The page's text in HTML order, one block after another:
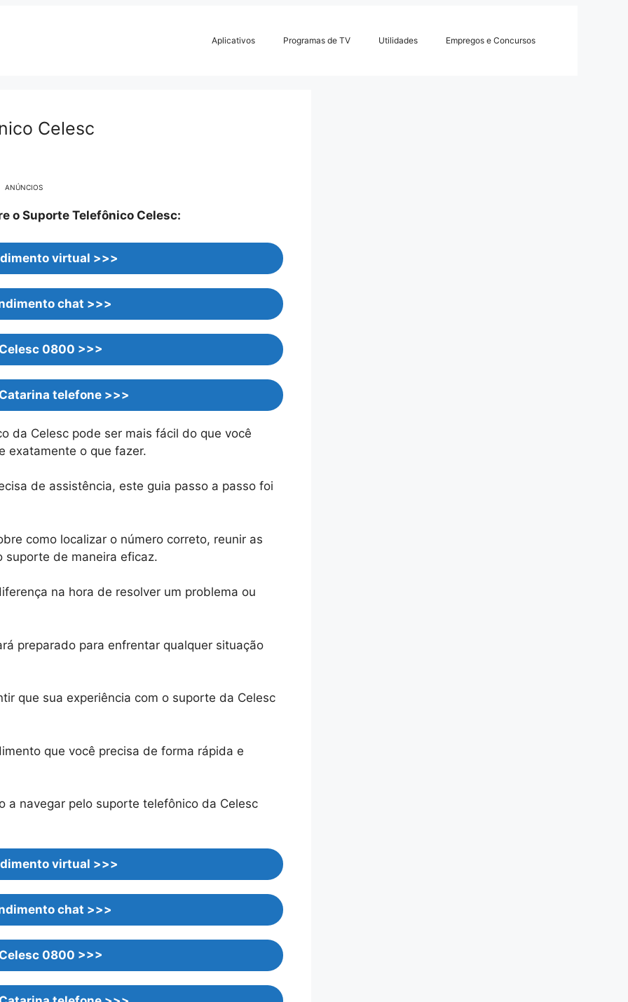
Aplicativos Programas de TV Utilidades Empregos e Concursos
Celesc
ANÚNCIOS
o Suporte Telefônico Celesc:
virtual >>>
chat >>>
0800 >>>
telefone >>>
da Celesc pode ser mais fácil do que você
exatamente o que fazer.
de assistência, este guia passo a passo foi
como localizar o número correto, reunir as
suporte de maneira eficaz.
na hora de resolver um problema ou
preparado para enfrentar qualquer situação
que sua experiência com o suporte da Celesc
que você precisa de forma rápida e
a navegar pelo suporte telefônico da Celesc
virtual >>>
chat >>>
0800 >>>